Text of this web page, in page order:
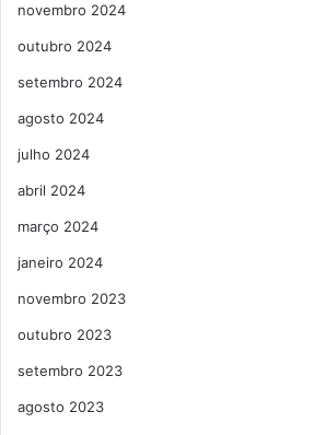
novembro 2024
outubro 2024
setembro 2024
agosto 2024
julho 2024
abril 2024
março 2024
janeiro 2024
novembro 2023
outubro 2023
setembro 2023
agosto 2023